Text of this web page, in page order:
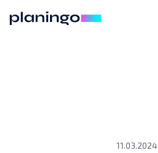
11.03.2024